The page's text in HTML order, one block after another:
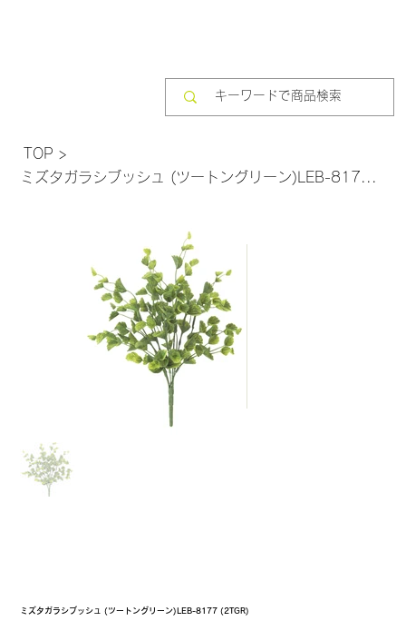
TOP >
ミズタガラシブッシュ (ツートングリーン)LEB-8177 (2TGR)
ミズタガラシブッシュ (ツートングリーン)LEB-8177 (2TGR)